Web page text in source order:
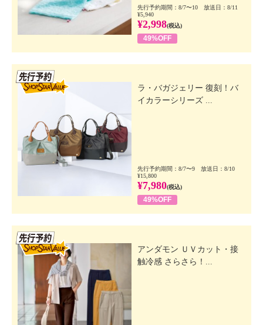
先行予約期間：8/7〜10 放送日：8/11
¥5,940
¥2,998(税込)
49%OFF
ラ・バガジェリー 復刻！バ
イカラーシリーズ ...
先行予約期間：8/7〜9 放送日：8/10
¥15,800
¥7,980(税込)
49%OFF
アンダモン ＵＶカット・接
触冷感 さらさら！...